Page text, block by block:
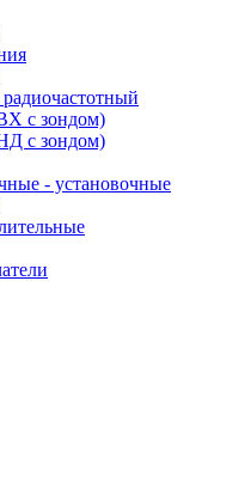
с зондом)
с зондом)
- установочные